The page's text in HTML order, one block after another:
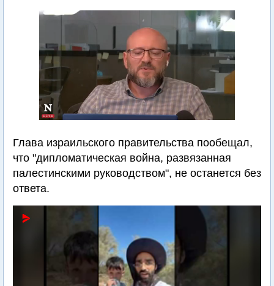
Глава израильского правительства пообещал,
что "дипломатическая война, развязанная
палестинскими руководством", не останется без
ответа.